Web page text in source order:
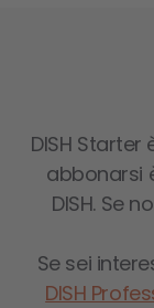
DISH
abbonarsi
DISH. Se
Se sei
DISH